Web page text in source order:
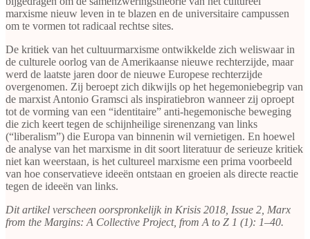
marxisme nieuw leven in te blazen en de universitaire campussen
om te vormen tot radicaal rechtse sites.
De kritiek van het cultuurmarxisme ontwikkelde zich weliswaar in
de culturele oorlog van de Amerikaanse nieuwe rechterzijde, maar
werd de laatste jaren door de nieuwe Europese rechterzijde
overgenomen. Zij beroept zich dikwijls op het hegemoniebegrip van
de marxist Antonio Gramsci als inspiratiebron wanneer zij oproept
tot de vorming van een “identitaire” anti-hegemonische beweging
die zich keert tegen de schijnheilige sirenenzang van links
(“liberalism”) die Europa van binnenin wil vernietigen. En hoewel
de analyse van het marxisme in dit soort literatuur de serieuze kritiek
niet kan weerstaan, is het cultureel marxisme een prima voorbeeld
van hoe conservatieve ideeën ontstaan en groeien als directe reactie
tegen de ideeën van links.
Dit artikel verscheen oorspronkelijk in Krisis 2018, Issue 2, Marx
from the Margins: A Collective Project, from A to Z 1 (1): 1–40.